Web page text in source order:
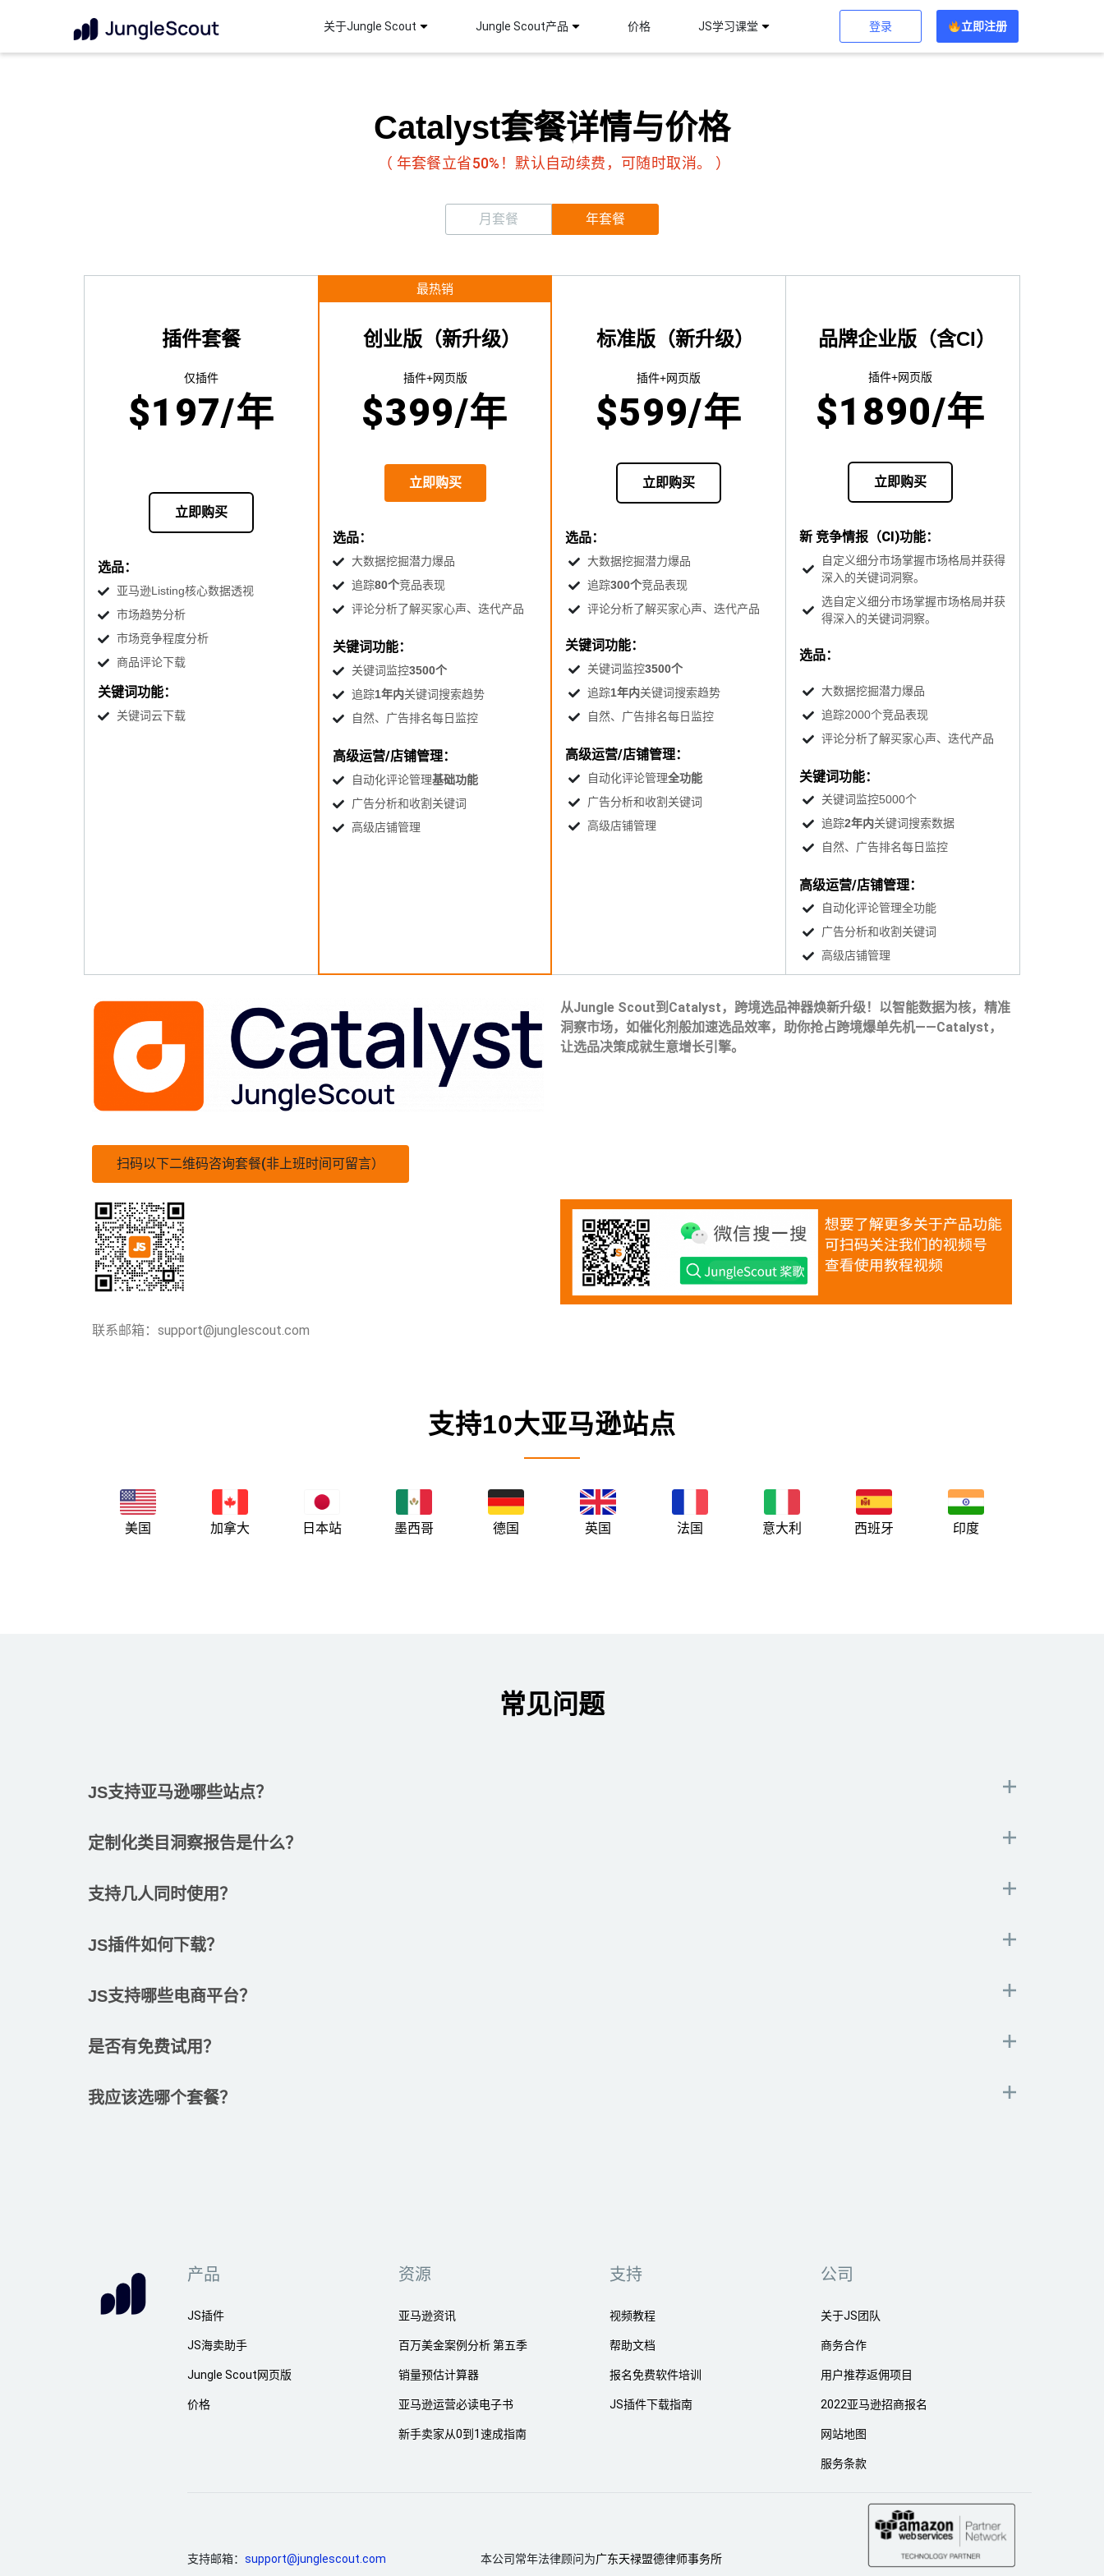
关于Jungle Scout Jungle Scout产品 价格 JS学习课堂 登录 立即注册
Catalyst套餐详情与价格
（ 年套餐立省50%！默认自动续费，可随时取消。 ）
月套餐 年套餐
插件套餐
仅插件
$197/年
立即购买
选品：
亚马逊Listing核心数据透视
市场趋势分析
市场竞争程度分析
商品评论下载
关键词功能：
关键词云下载
最热销
创业版（新升级）
插件+网页版
$399/年
立即购买
选品：
大数据挖掘潜力爆品
追踪80个竞品表现
评论分析了解买家心声、迭代产品
关键词功能：
关键词监控3500个
追踪1年内关键词搜索趋势
自然、广告排名每日监控
高级运营/店铺管理：
自动化评论管理基础功能
广告分析和收割关键词
高级店铺管理
标准版（新升级）
插件+网页版
$599/年
立即购买
选品：
大数据挖掘潜力爆品
追踪300个竞品表现
评论分析了解买家心声、迭代产品
关键词功能：
关键词监控3500个
追踪1年内关键词搜索趋势
自然、广告排名每日监控
高级运营/店铺管理：
自动化评论管理全功能
广告分析和收割关键词
高级店铺管理
品牌企业版（含CI）
插件+网页版
$1890/年
立即购买
新 竞争情报（CI)功能：
自定义细分市场掌握市场格局并获得
深入的关键词洞察。
选自定义细分市场掌握市场格局并获
得深入的关键词洞察。
选品：
大数据挖掘潜力爆品
追踪2000个竞品表现
评论分析了解买家心声、迭代产品
关键词功能：
关键词监控5000个
追踪2年内关键词搜索数据
自然、广告排名每日监控
高级运营/店铺管理：
自动化评论管理全功能
广告分析和收割关键词
高级店铺管理
从Jungle Scout到Catalyst，跨境选品神器焕新升级！以智能数据为核，精准
洞察市场，如催化剂般加速选品效率，助你抢占跨境爆单先机——Catalyst，
让选品决策成就生意增长引擎。
扫码以下二维码咨询套餐(非上班时间可留言）
联系邮箱：support@junglescout.com
支持10大亚马逊站点
美国 加拿大 日本站 墨西哥 德国 英国 法国 意大利 西班牙 印度
常见问题
JS支持亚马逊哪些站点？
定制化类目洞察报告是什么？
支持几人同时使用？
JS插件如何下载？
JS支持哪些电商平台？
是否有免费试用？
我应该选哪个套餐？
产品
JS插件
JS海卖助手
Jungle Scout网页版
价格
资源
亚马逊资讯
百万美金案例分析 第五季
销量预估计算器
亚马逊运营必读电子书
新手卖家从0到1速成指南
支持
视频教程
帮助文档
报名免费软件培训
JS插件下载指南
公司
关于JS团队
商务合作
用户推荐返佣项目
2022亚马逊招商报名
网站地图
服务条款
支持邮箱： support@junglescout.com 本公司常年法律顾问为广东天禄盟德律师事务所